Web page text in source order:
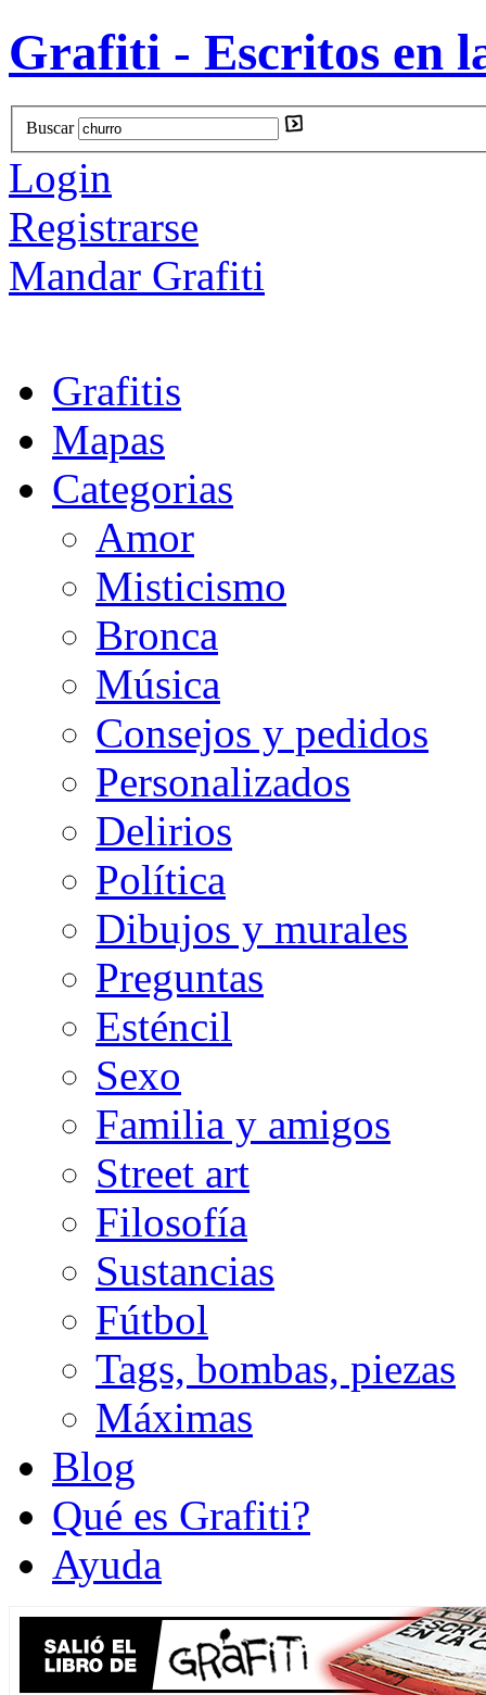
Grafiti - Escritos en
Buscar
Login
Registrarse
Mandar Grafiti
Grafitis
Mapas
Categorias
Amor
Misticismo
Bronca
Música
Consejos y pedidos
Personalizados
Delirios
Política
Dibujos y murales
Preguntas
Esténcil
Sexo
Familia y amigos
Street art
Filosofía
Sustancias
Fútbol
Tags, bombas, piezas
Máximas
Blog
Qué es Grafiti?
Ayuda